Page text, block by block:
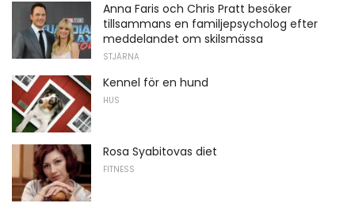
Anna Faris och Chris Pratt besöker
tillsammans en familjepsycholog efter
meddelandet om skilsmässa
STJÄRNA
Kennel för en hund
HUS
Rosa Syabitovas diet
FITNESS